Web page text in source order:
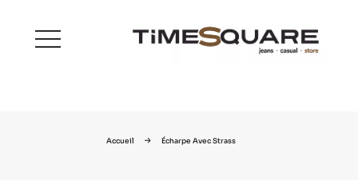
menu
Accueil Écharpe Avec Strass